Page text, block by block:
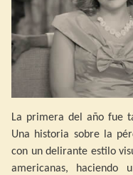
La primera del año fue
Una historia sobre la
con un delirante estilo
americanas, haciendo